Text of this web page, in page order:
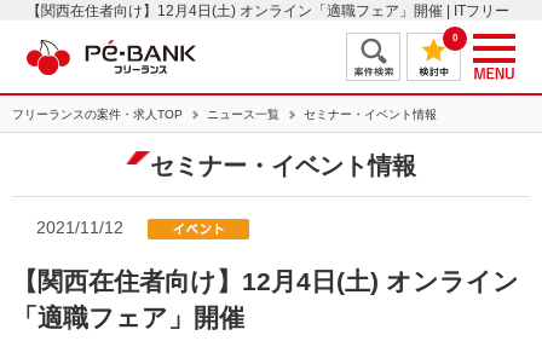
【関西在住者向け】12月4日(土) オンライン「適職フェア」開催 | ITフリー
ランスエンジニアの案件・求人はＰＥ－ＢＡＮＫ
0
フリーランスの案件・求人TOP ニュース一覧 セミナー・イベント情報
セミナー・イベント情報
2021/11/12
【関西在住者向け】12月4日(土) オンライン
「適職フェア」開催